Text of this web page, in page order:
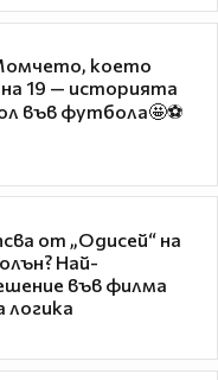
което
19 — историята
във футбола🤩⚽
от „Одисей“ на
Най-
във филма